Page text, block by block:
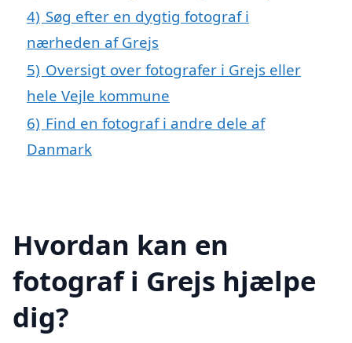
4) Søg efter en dygtig fotograf i
nærheden af Grejs
5) Oversigt over fotografer i Grejs eller
hele Vejle kommune
6) Find en fotograf i andre dele af
Danmark
Hvordan kan en
fotograf i Grejs hjælpe
dig?